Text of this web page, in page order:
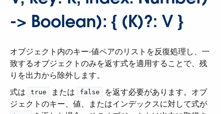
-> Boolean): { (K)?: V }
オブジェクト内のキー-値ペアのリストを反復処理し、一
致するオブジェクトのみを返す式を適用することで、残
りを出力から除外します。
式は ​
true ​ または ​ false
​ を返す必要があります。オブ
ジェクトのキー、値、またはインデックスに対して式が ​